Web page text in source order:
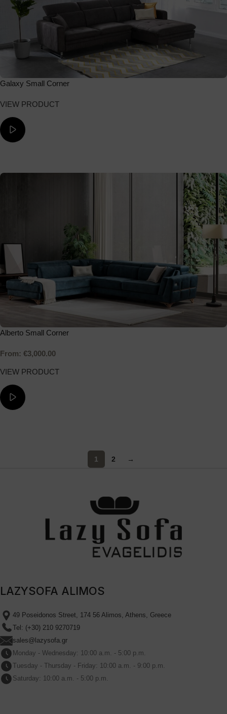
Galaxy Small Corner
VIEW PRODUCT
Alberto Small Corner
From: €3,000.00
VIEW PRODUCT
1 2 →
LAZYSOFA ALIMOS
49 Poseidonos Street, 174 56 Alimos, Athens, Greece
Tel: (+30) 210 9270719
sales@lazysofa.gr
Monday - Wednesday: 10:00 a.m. - 5:00 p.m.
Tuesday - Thursday - Friday: 10:00 a.m. - 9:00 p.m.
Saturday: 10:00 a.m. - 5:00 p.m.